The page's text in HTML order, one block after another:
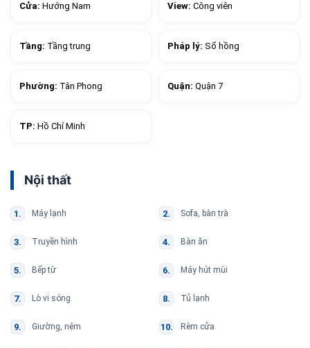
Cửa: Hướng Nam View: Công viên
Tầng: Tầng trung Pháp lý: Sổ hồng
Phường: Tân Phong Quận: Quận 7
TP: Hồ Chí Minh
Nội thất
Máy lạnh Sofa, bàn trà
Truyền hình Bàn ăn
Bếp từ Máy hút mùi
Lò vi sóng Tủ lạnh
Giường, nệm Rèm cửa